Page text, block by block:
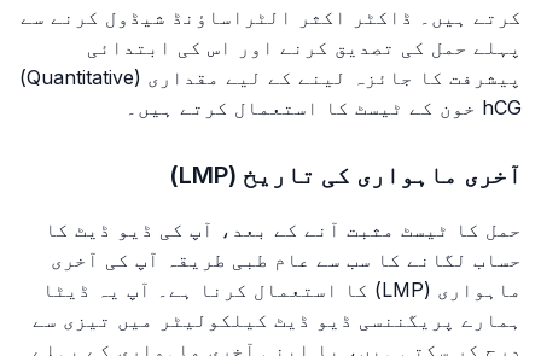
کرتے ہیں۔ ڈاکٹر اکثر الٹراساؤنڈ شیڈول کرنے سے
پہلے حمل کی تصدیق کرنے اور اس کی ابتدائی
پیشرفت کا جائزہ لینے کے لیے مقداری (Quantitative)
hCG خون کے ٹیسٹ کا استعمال کرتے ہیں۔
آخری ماہواری کی تاریخ (LMP)
حمل کا ٹیسٹ مثبت آنے کے بعد، آپ کی ڈیو ڈیٹ کا
حساب لگانے کا سب سے عام طبی طریقہ آپ کی آخری
ماہواری (LMP) کا استعمال کرنا ہے۔ آپ یہ ڈیٹا
ہمارے پریگننسی ڈیو ڈیٹ کیلکولیٹر میں تیزی سے
درج کر سکتی ہیں، یا اپنی آخری ماہواری کے پہلے